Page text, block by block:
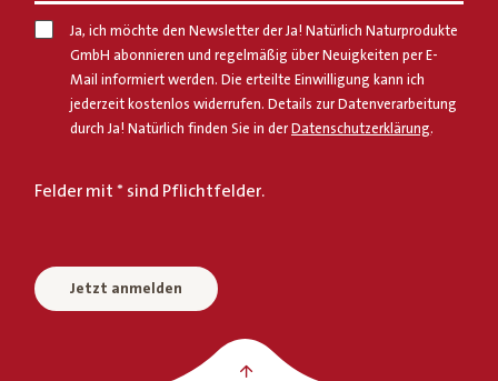
Ja, ich möchte den Newsletter der Ja! Natürlich Naturprodukte
GmbH abonnieren und regelmäßig über Neuigkeiten per E-
Mail informiert werden. Die erteilte Einwilligung kann ich
jederzeit kostenlos widerrufen. Details zur Datenverarbeitung
durch Ja! Natürlich finden Sie in derDatenschutzerklärung.
Felder mit * sind Pflichtfelder.
Jetzt anmelden